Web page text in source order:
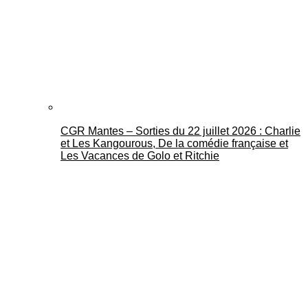
CGR Mantes – Sorties du 22 juillet 2026 : Charlie
et Les Kangourous, De la comédie française et
Les Vacances de Golo et Ritchie